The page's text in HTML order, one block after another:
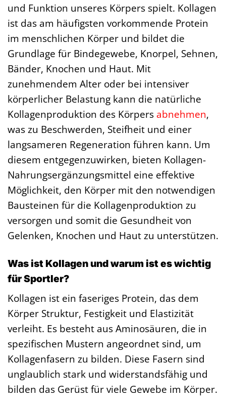
und Funktion unseres Körpers spielt. Kollagen
ist das am häufigsten vorkommende Protein
im menschlichen Körper und bildet die
Grundlage für Bindegewebe, Knorpel, Sehnen,
Bänder, Knochen und Haut. Mit
zunehmendem Alter oder bei intensiver
körperlicher Belastung kann die natürliche
Kollagenproduktion des Körpers abnehmen,
was zu Beschwerden, Steifheit und einer
langsameren Regeneration führen kann. Um
diesem entgegenzuwirken, bieten Kollagen-
Nahrungsergänzungsmittel eine effektive
Möglichkeit, den Körper mit den notwendigen
Bausteinen für die Kollagenproduktion zu
versorgen und somit die Gesundheit von
Gelenken, Knochen und Haut zu unterstützen.
Was ist Kollagen und warum ist es wichtig
für Sportler?
Kollagen ist ein faseriges Protein, das dem
Körper Struktur, Festigkeit und Elastizität
verleiht. Es besteht aus Aminosäuren, die in
spezifischen Mustern angeordnet sind, um
Kollagenfasern zu bilden. Diese Fasern sind
unglaublich stark und widerstandsfähig und
bilden das Gerüst für viele Gewebe im Körper.